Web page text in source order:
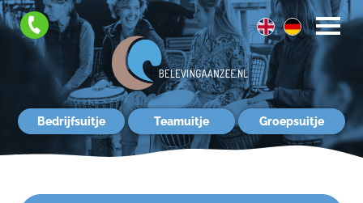
Bedrijfsuitje Teamuitje Groepsuitje
Contact